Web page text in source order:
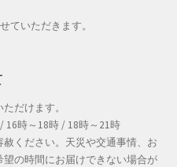
ていただきます。
だけます。
16時～18時 / 18時～21時
赦ください。天災や交通事情、お
の時間にお届けできない場合が